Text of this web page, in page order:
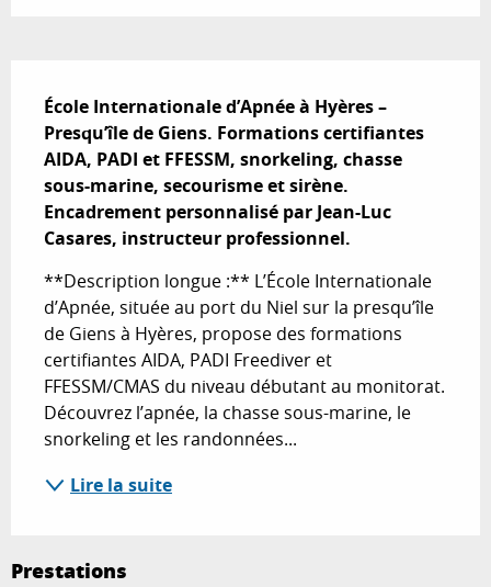
École Internationale d’Apnée à Hyères –
Presqu’île de Giens. Formations certifiantes
AIDA, PADI et FFESSM, snorkeling, chasse
sous-marine, secourisme et sirène.
Encadrement personnalisé par Jean-Luc
Casares, instructeur professionnel.
**Description longue :** L’École Internationale
d’Apnée, située au port du Niel sur la presqu’île
de Giens à Hyères, propose des formations
certifiantes AIDA, PADI Freediver et
FFESSM/CMAS du niveau débutant au monitorat.
Découvrez l’apnée, la chasse sous-marine, le
snorkeling et les randonnées...
Lire la suite
Prestations